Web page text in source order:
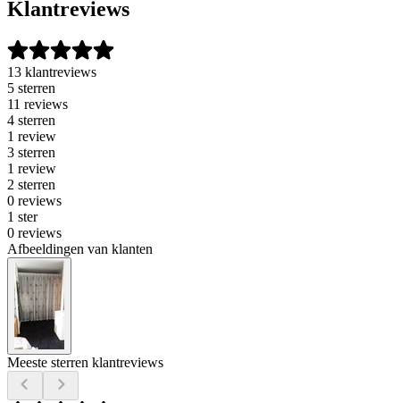
Klantreviews
13 klantreviews
5 sterren
11 reviews
4 sterren
1 review
3 sterren
1 review
2 sterren
0 reviews
1 ster
0 reviews
Afbeeldingen van klanten
Meeste sterren klantreviews